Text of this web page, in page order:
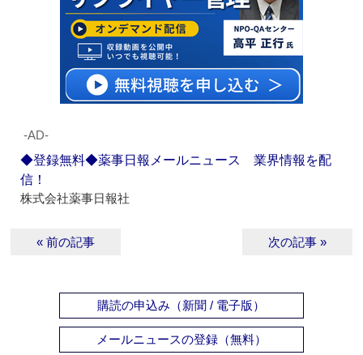
‐AD‐
◆登録無料◆薬事日報メールニュース 業界情報を配
信！
株式会社薬事日報社
« 前の記事 次の記事 »
購読の申込み（新聞 / 電子版）
メールニュースの登録（無料）